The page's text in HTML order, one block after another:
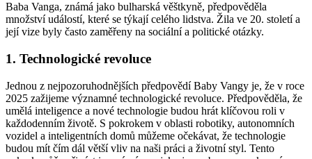
Baba Vanga, známá jako bulharská věštkyně, předpověděla
množství událostí, které se týkají celého lidstva. Žila ve 20. století a
její vize byly často zaměřeny na sociální a politické otázky.
1. Technologické revoluce
Jednou z nejpozoruhodnějších předpovědí Baby Vangy je, že v roce
2025 zažijeme významné technologické revoluce. Předpověděla, že
umělá inteligence a nové technologie budou hrát klíčovou roli v
každodenním životě. S pokrokem v oblasti robotiky, autonomních
vozidel a inteligentních domů můžeme očekávat, že technologie
budou mít čím dál větší vliv na naši práci a životní styl. Tento